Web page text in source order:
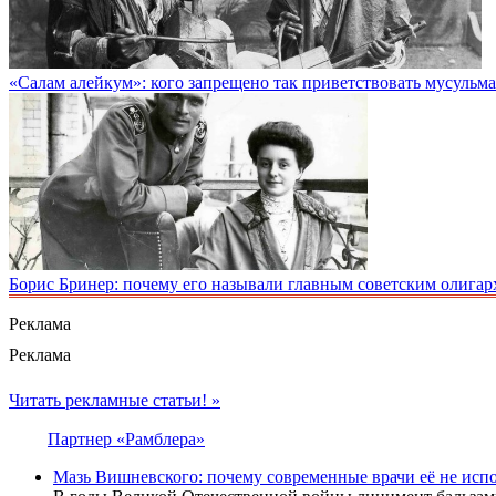
«Салам алейкум»: кого запрещено так приветствовать
Борис Бринер: почему его называли главным советским
Реклама
Реклама
Читать рекламные статьи! »
Партнер «Рамблера»
Мазь Вишневского: почему современные врачи её не